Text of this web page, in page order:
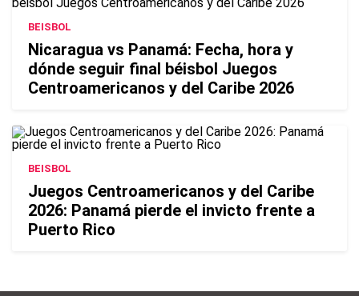
BEISBOL
Nicaragua vs Panamá: Fecha, hora y
dónde seguir final béisbol Juegos
Centroamericanos y del Caribe 2026
BEISBOL
Juegos Centroamericanos y del Caribe
2026: Panamá pierde el invicto frente a
Puerto Rico